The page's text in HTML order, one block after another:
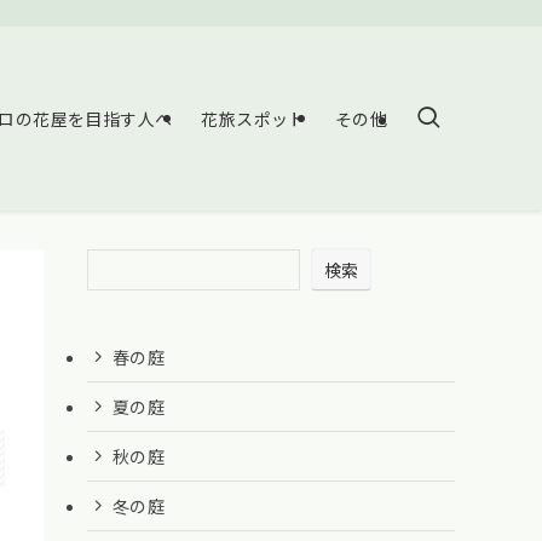
の花屋を目指す人へ 花旅スポット その他
検索
春の庭
夏の庭
秋の庭
冬の庭